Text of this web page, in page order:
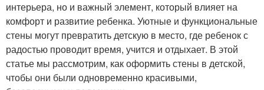
интерьера, но и важный элемент, который влияет на
комфорт и развитие ребенка. Уютные и функциональные
стены могут превратить детскую в место, где ребенок с
радостью проводит время, учится и отдыхает. В этой
статье мы рассмотрим, как оформить стены в детской,
чтобы они были одновременно красивыми,